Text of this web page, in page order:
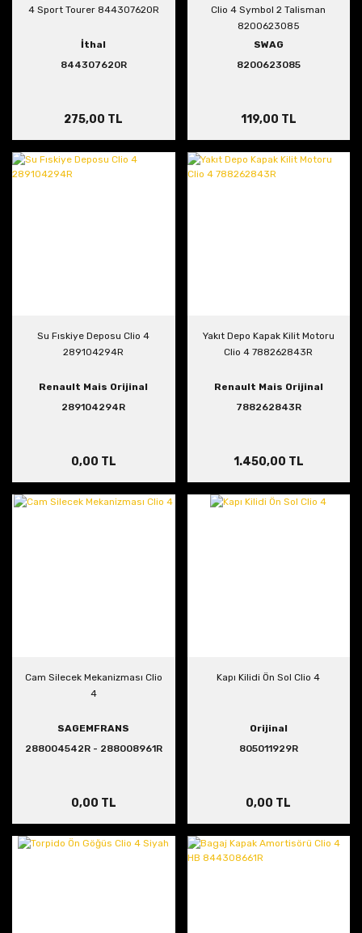
4 Sport Tourer 844307620R
İthal
844307620R
275,00 TL
Clio 4 Symbol 2 Talisman
8200623085
SWAG
8200623085
119,00 TL
Su Fıskiye Deposu Clio 4
289104294R
Renault Mais Orijinal
289104294R
0,00 TL
Yakıt Depo Kapak Kilit Motoru
Clio 4 788262843R
Renault Mais Orijinal
788262843R
1.450,00 TL
Cam Silecek Mekanizması Clio
4
SAGEMFRANS
288004542R - 288008961R
0,00 TL
Kapı Kilidi Ön Sol Clio 4
Orijinal
805011929R
0,00 TL